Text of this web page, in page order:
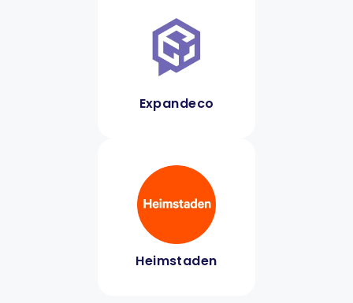
Expandeco
Heimstaden